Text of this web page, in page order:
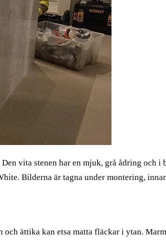
vita stenen har en mjuk, grå ådring och i
Bilderna är tagna under montering,
ättika kan etsa matta fläckar i ytan.